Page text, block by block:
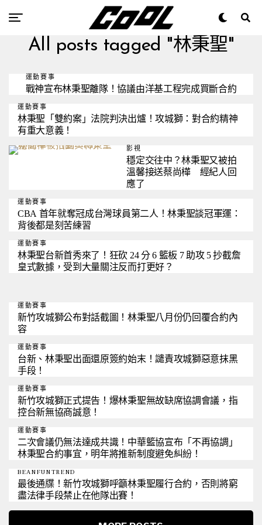
All posts tagged "林秉聖"
運動賽事
戰神宣布林秉聖離隊！協議由洋基工程完成買斷合約
運動賽事
林秉聖「雙約案」法院判決出爐！攻城獅：對合約精神
有重大意義！
影視
穩定交往中？林秉聖又被拍
溫馨接送蔡尚樺 經紀人回
應了
運動賽事
CBA 首年就奪冠成台灣球員第二人！林秉聖談冠軍運：
背後都是刻苦練習
運動賽事
林秉聖台新首秀來了！狂砍 24 分 6 籃板 7 助攻 5 抄截詹
皇式數據，受到大量關注反而打更好？
運動賽事
新竹攻城獅公布對話截圖！林秉聖八月份仍回覆合約內
容
運動賽事
台新、林秉聖出面還原簽約始末！譴責攻城獅惡意抹黑
手段！
運動賽事
新竹攻城獅正式提告！爆林秉聖無故缺席協調會議，指
控台新無協商誠意！
運動賽事
二次會議仍無法達成共識！中華籃協宣布「不再協調」
林秉聖合約事宜，明年將推新制度避免糾紛！
BEANFUNTREND
最後通牒！新竹攻城獅呼籲林秉聖履行合約，否則將窮
盡法律手段禁止在他隊出賽！